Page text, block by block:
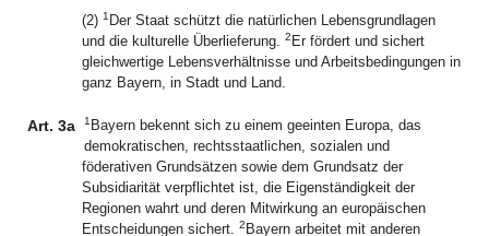
(2) 1 Der Staat schützt die natürlichen Lebensgrundlagen
und die kulturelle Überlieferung. 2 Er fördert und sichert
gleichwertige Lebensverhältnisse und Arbeitsbedingungen in
ganz Bayern, in Stadt und Land.
Art. 3a 1 Bayern bekennt sich zu einem geeinten Europa, das
demokratischen, rechtsstaatlichen, sozialen und
föderativen Grundsätzen sowie dem Grundsatz der
Subsidiarität verpflichtet ist, die Eigenständigkeit der
Regionen wahrt und deren Mitwirkung an europäischen
Entscheidungen sichert. 2 Bayern arbeitet mit anderen